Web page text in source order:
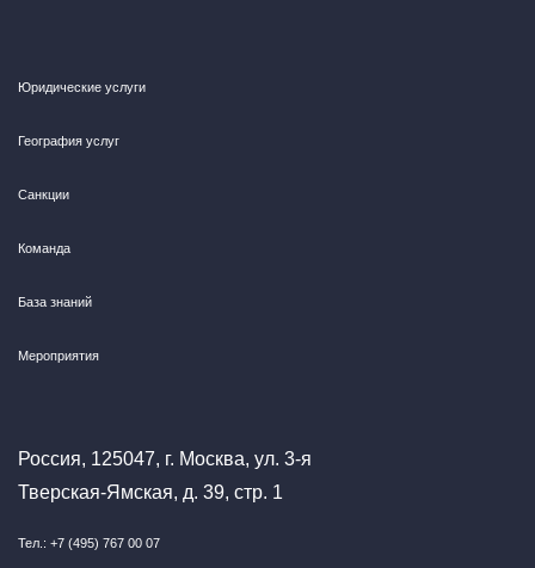
Юридические услуги
География услуг
Санкции
Команда
База знаний
Мероприятия
Россия, 125047, г. Москва, ул. 3-я
Тверская-Ямская, д. 39, стр. 1
Тел.: +7 (495) 767 00 07